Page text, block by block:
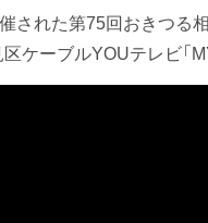
れた第75回おきつる
ケーブルYOUテレビ「